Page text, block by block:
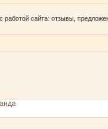
сайта: отзывы,